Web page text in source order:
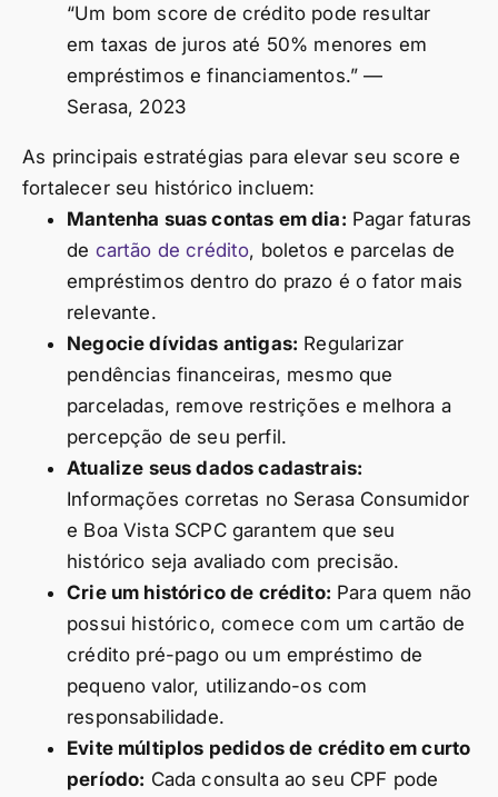
“Um bom score de crédito pode resultar
em taxas de juros até 50% menores em
empréstimos e financiamentos.” —
Serasa, 2023
As principais estratégias para elevar seu score e
fortalecer seu histórico incluem:
Mantenha suas contas em dia: Pagar faturas
de cartão de crédito, boletos e parcelas de
empréstimos dentro do prazo é o fator mais
relevante.
Negocie dívidas antigas: Regularizar
pendências financeiras, mesmo que
parceladas, remove restrições e melhora a
percepção de seu perfil.
Atualize seus dados cadastrais:
Informações corretas no Serasa Consumidor
e Boa Vista SCPC garantem que seu
histórico seja avaliado com precisão.
Crie um histórico de crédito: Para quem não
possui histórico, comece com um cartão de
crédito pré-pago ou um empréstimo de
pequeno valor, utilizando-os com
responsabilidade.
Evite múltiplos pedidos de crédito em curto
período: Cada consulta ao seu CPF pode